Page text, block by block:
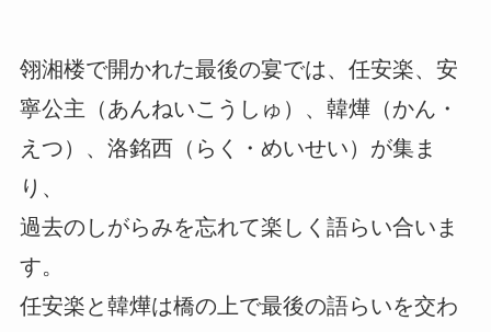
翎湘楼で開かれた最後の宴では、任安楽、安
寧公主（あんねいこうしゅ）、韓燁（かん・
えつ）、洛銘西（らく・めいせい）が集ま
り、
過去のしがらみを忘れて楽しく語らい合いま
す。
任安楽と韓燁は橋の上で最後の語らいを交わ